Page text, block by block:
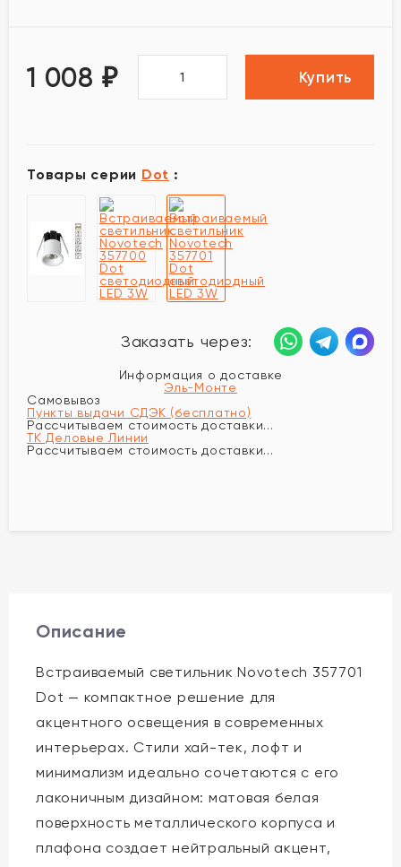
1 008 ₽ Купить
Товары серии Dot :
Заказать через:
Информация о доставке
Эль-Монте
Самовывоз
Пункты выдачи СДЭК (бесплатно)
Рассчитываем стоимость доставки...
ТК Деловые Линии
Рассчитываем стоимость доставки...
Описание
Встраиваемый светильник Novotech 357701
Dot — компактное решение для
акцентного освещения в современных
интерьерах. Стили хай-тек, лофт и
минимализм идеально сочетаются с его
лаконичным дизайном: матовая белая
поверхность металлического корпуса и
плафона создает нейтральный акцент,